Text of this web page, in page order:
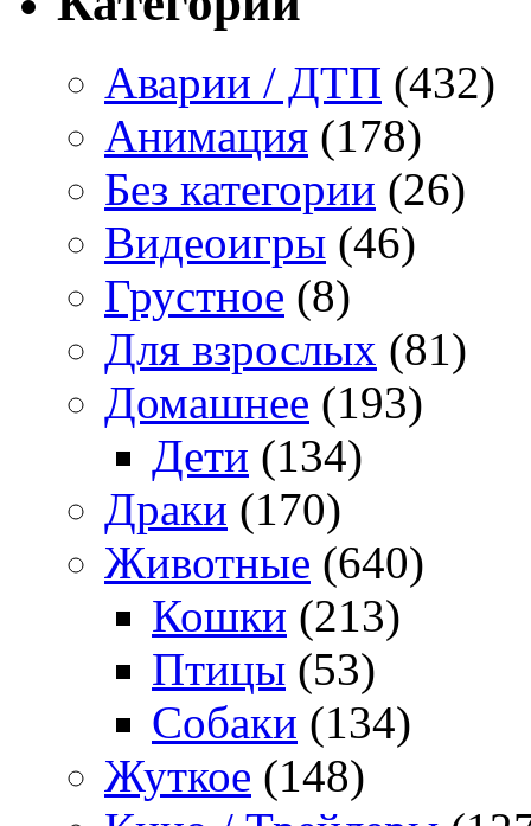
Аварии / ДТП (432)
Анимация (178)
Без категории (26)
Видеоигры (46)
Грустное (8)
Для взрослых (81)
Домашнее (193)
Дети (134)
Драки (170)
Животные (640)
Кошки (213)
Птицы (53)
Собаки (134)
Жуткое (148)